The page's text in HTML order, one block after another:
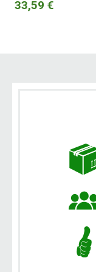
33,59 €